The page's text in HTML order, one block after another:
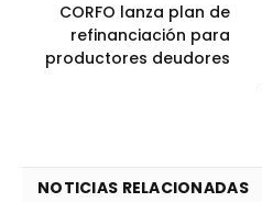
CORFO lanza plan de
refinanciación para
productores deudores
NOTICIAS RELACIONADAS